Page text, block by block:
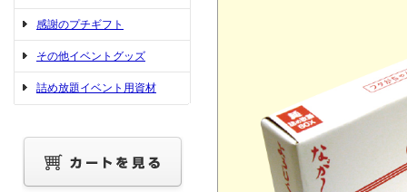
感謝のプチギフト
その他イベントグッズ
詰め放題イベント用資材